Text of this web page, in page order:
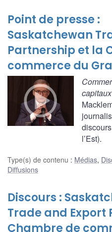
Point de presse :
Saskatchewan
Partnership et la
commerce du
capitaux
l’Est).
Type(s) de contenu : Médias,
Diffusions
Discours :
Trade and Export
Chambre de